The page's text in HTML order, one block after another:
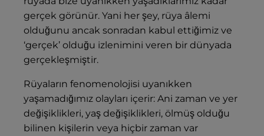
gerçek görünür. Yani her şey, rüya âlemi
olduğunu ancak sonradan kabul ettiğimiz ve
‘gerçek’ olduğu izlenimini veren bir dünyada
gerçekleşmiştir.
Rüyaların fenomenolojisi uyanıkken
yaşamadığımız olayları içerir: Ani zaman ve yer
değişiklikleri, yaş değişiklikleri, ölmüş olduğu
bilinen kişilerin veya hiçbir zaman var